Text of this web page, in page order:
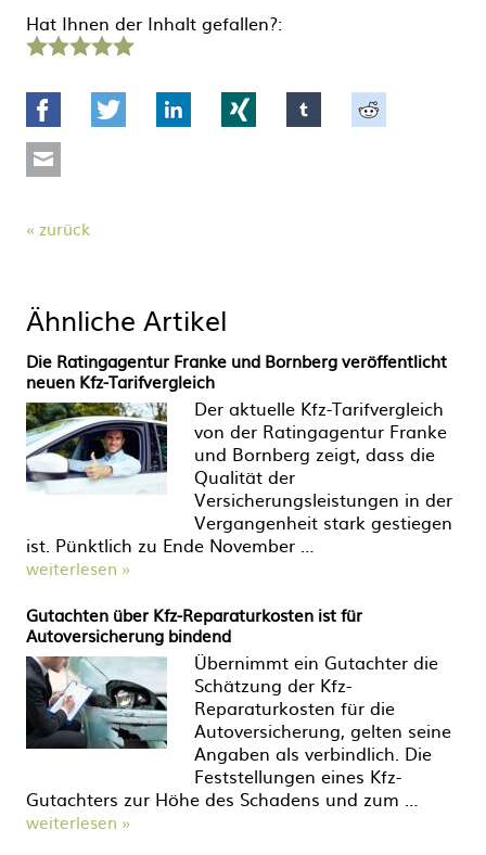
Hat Ihnen der Inhalt gefallen?:
Stern Sterne Sterne Sterne Sterne
Facebook Twitter LinkedIn tumblr
zurück
Ähnliche Artikel
Die Ratingagentur Franke und Bornberg veröffentlicht
neuen Kfz-Tarifvergleich
Der aktuelle Kfz-Tarifvergleich
von der Ratingagentur Franke
und Bornberg zeigt, dass die
Qualität der
Versicherungsleistungen in der
Vergangenheit stark gestiegen
ist. Pünktlich zu Ende November …
weiterlesen »
Gutachten über Kfz-Reparaturkosten ist für
Autoversicherung bindend
Übernimmt ein Gutachter die
Schätzung der Kfz-
Reparaturkosten für die
Autoversicherung, gelten seine
Angaben als verbindlich. Die
Feststellungen eines Kfz-
Gutachters zur Höhe des Schadens und zum …
weiterlesen »